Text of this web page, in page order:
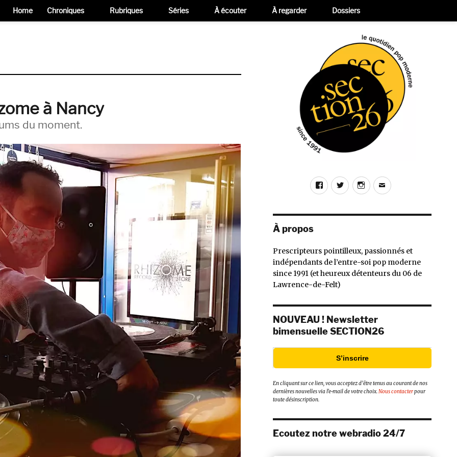
à Nancy
du moment.
FacebookTwitterInstagram
E-
À propos
Prescripteurs pointilleux, passionnés et
indépendants de l’entre-soi pop moderne
since 1991 (et heureux détenteurs du 06 de
Lawrence-de-Felt)
NOUVEAU ! Newsletter
bimensuelle SECTION26
S’inscrire
En cliquant sur ce lien, vous acceptez d’être tenus au courant de nos
dernières nouvelles via l’e-mail de votre choix.Nous contacterpour
toute désinscription.
Ecoutez notre webradio 24/7
Home Chroniques Rubriques Séries À écouter À regarder Dossiers